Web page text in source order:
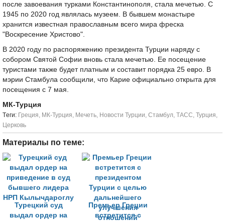
после завоевания турками Константинополя, стала мечетью. С
1945 по 2020 год являлась музеем. В бывшем монастыре
хранится известная православным всего мира фреска
"Воскресение Христово".
В 2020 году по распоряжению президента Турции наряду с
собором Святой Софии вновь стала мечетью. Ее посещение
туристами также будет платным и составит порядка 25 евро. В
мэрии Стамбула сообщили, что Карие официально открыта для
посещения с 7 мая.
МК-Турция
Tеги: Греция, МК-Турция, Мечеть, Новости Турции, Стамбул, ТАСС, Турция,
Церковь
Материалы по теме:
Турецкий суд
выдал ордер на
Премьер Греции
встретится с